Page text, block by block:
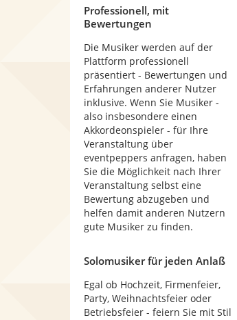
Professionell, mit
Bewertungen
Die Musiker werden auf der
Plattform professionell
präsentiert - Bewertungen und
Erfahrungen anderer Nutzer
inklusive. Wenn Sie Musiker -
also insbesondere einen
Akkordeonspieler - für Ihre
Veranstaltung über
eventpeppers anfragen, haben
Sie die Möglichkeit nach Ihrer
Veranstaltung selbst eine
Bewertung abzugeben und
helfen damit anderen Nutzern
gute Musiker zu finden.
Solomusiker für jeden Anlaß
Egal ob Hochzeit, Firmenfeier,
Party, Weihnachtsfeier oder
Betriebsfeier - feiern Sie mit Stil